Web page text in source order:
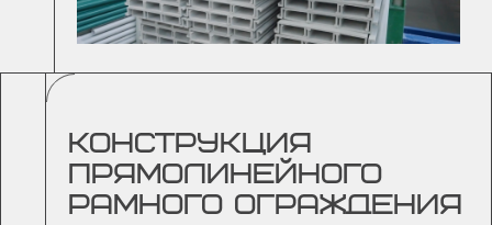
КОНСТРУКЦИЯ
ПРЯМОЛИНЕЙНОГО
РАМНОГО ОГРАЖДЕНИЯ